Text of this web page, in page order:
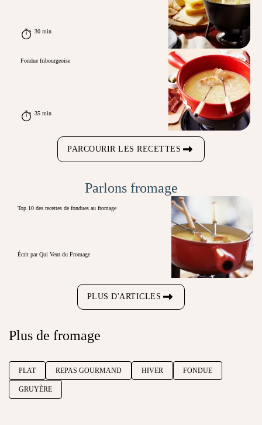
30 min
Fondue fribourgeoise
35 min
PARCOURIR LES RECETTES
Parlons fromage
Top 10 des recettes de fondues au fromage
Écrit par Qui Veut du Fromage
PLUS D'ARTICLES
Plus de fromage
PLAT REPAS GOURMAND HIVER FONDUE
GRUYÈRE